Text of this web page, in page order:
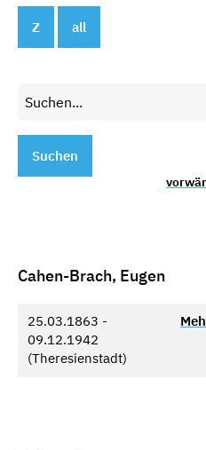
Z all
Suchen
Cahen-Brach, Eugen
25.03.1863 -
09.12.1942
(Theresienstadt)